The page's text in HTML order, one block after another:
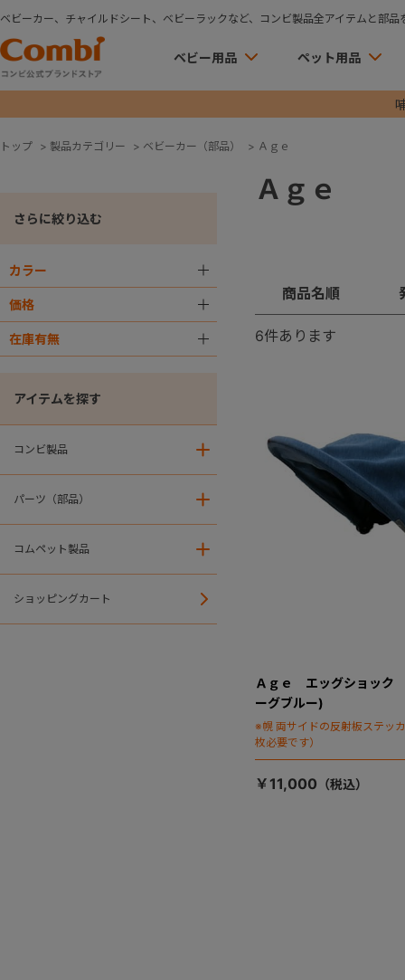
ベビーカー、チャイルドシート、ベビーラックなど、コンビ製品全アイテムと部品
ベビー用品 ペット用品
トップ > 製品カテゴリー > ベビーカー（部品） > Ａｇｅ
さらに絞り込む
カラー
価格
在庫有無
アイテムを探す
コンビ製品
パーツ（部品）
コムペット製品
ショッピングカート
Ａｇｅ
商品名順
6件あります
Ａｇｅ エッグショッ
ーグブルー)
※幌 両サイドの反射板ステッ
枚必要です）
￥11,000